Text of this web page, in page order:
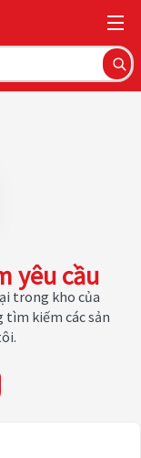
yêu cầu
trong kho của
tìm kiếm các sản